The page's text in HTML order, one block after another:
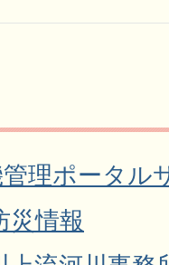
理ポータル
災情報